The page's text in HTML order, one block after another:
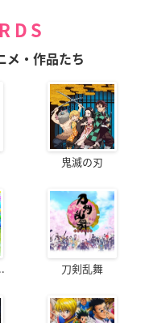
メ・作品たち
鬼滅の刃
刀剣乱舞